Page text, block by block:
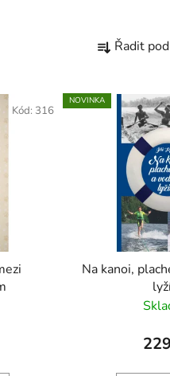
a
e
n
k
Řadit
Kód: 316
NOVINKA
Na kanoi,